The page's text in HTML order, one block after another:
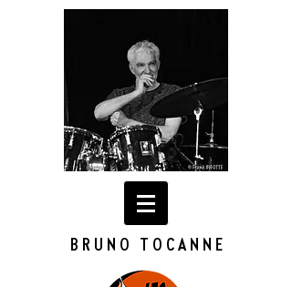
BRUNO TOCANNE